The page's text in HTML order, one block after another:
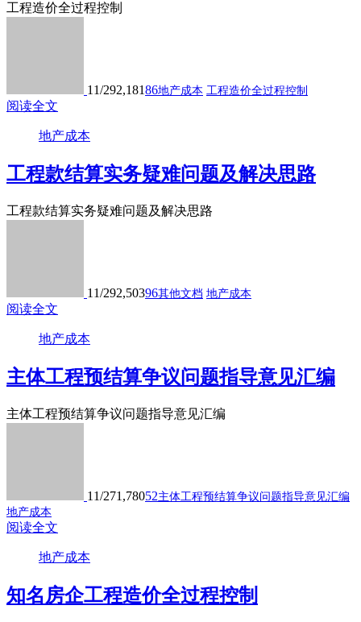
工程造价全过程控制
11/292,18186地产成本 工程造价全过程控制
阅读全文
地产成本
工程款结算实务疑难问题及解决思路
工程款结算实务疑难问题及解决思路
11/292,50396其他文档 地产成本
阅读全文
地产成本
主体工程预结算争议问题指导意见汇编
主体工程预结算争议问题指导意见汇编
11/271,78052主体工程预结算争议问题指导意见汇编
地产成本
阅读全文
地产成本
知名房企工程造价全过程控制